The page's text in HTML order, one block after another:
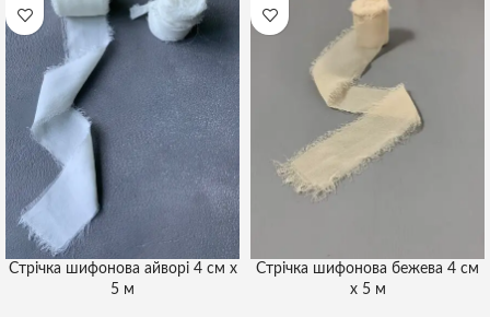
Стрічка шифонова айворі 4 см х
5 м
Стрічка шифонова бежева 4 см
х 5 м